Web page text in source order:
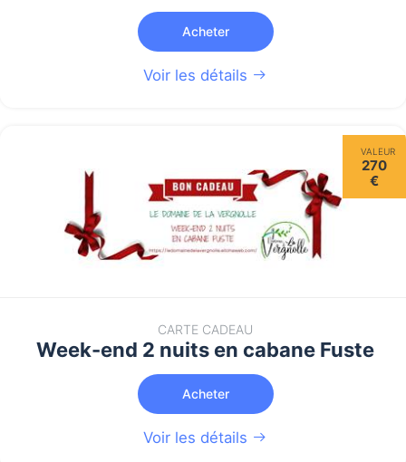
Acheter
Voir les détails
VALEUR
270
€
CARTE CADEAU
Week-end 2 nuits en cabane Fuste
Acheter
Voir les détails